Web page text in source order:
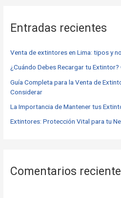
a
p
o
r
:
Entradas recientes
Venta de extintores en Lima: tipos y
¿Cuándo Debes Recargar tu
Guía Completa para la Venta de
Considerar
La Importancia de Mantener tus
Extintores: Protección Vital para tu
Comentarios